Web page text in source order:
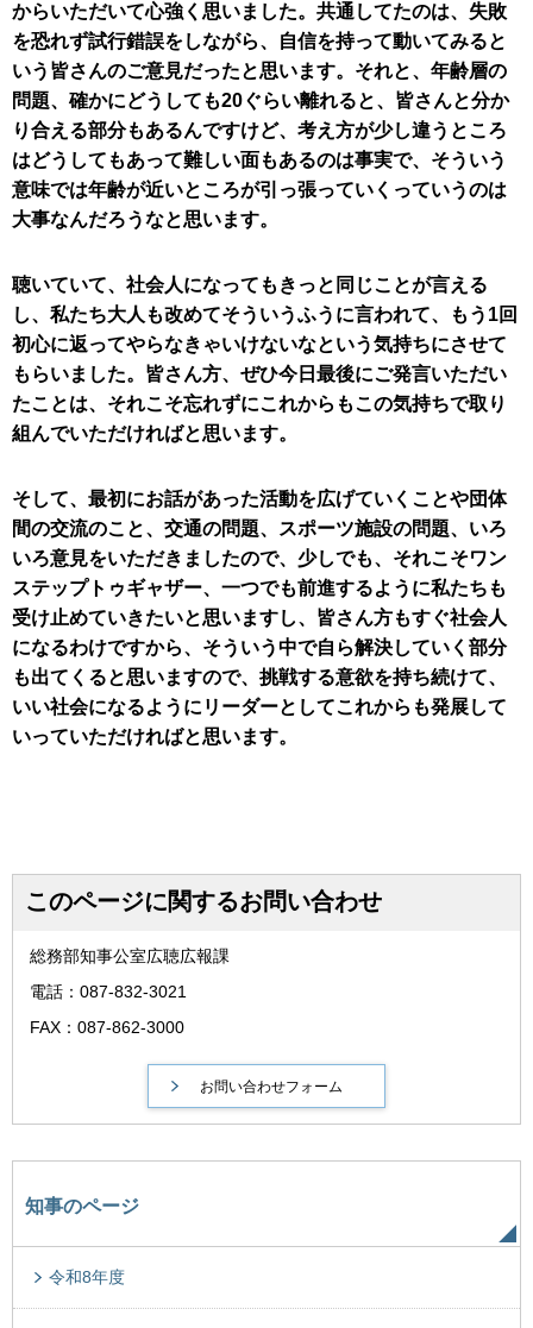
からいただいて心強く思いました。共通してたのは、失敗
を恐れず試行錯誤をしながら、自信を持って動いてみると
いう皆さんのご意見だったと思います。それと、年齢層の
問題、確かにどうしても20ぐらい離れると、皆さんと分か
り合える部分もあるんですけど、考え方が少し違うところ
はどうしてもあって難しい面もあるのは事実で、そういう
意味では年齢が近いところが引っ張っていくっていうのは
大事なんだろうなと思います。
聴いていて、社会人になってもきっと同じことが言える
し、私たち大人も改めてそういうふうに言われて、もう1回
初心に返ってやらなきゃいけないなという気持ちにさせて
もらいました。皆さん方、ぜひ今日最後にご発言いただい
たことは、それこそ忘れずにこれからもこの気持ちで取り
組んでいただければと思います。
そして、最初にお話があった活動を広げていくことや団体
間の交流のこと、交通の問題、スポーツ施設の問題、いろ
いろ意見をいただきましたので、少しでも、それこそワン
ステップトゥギャザー、一つでも前進するように私たちも
受け止めていきたいと思いますし、皆さん方もすぐ社会人
になるわけですから、そういう中で自ら解決していく部分
も出てくると思いますので、挑戦する意欲を持ち続けて、
いい社会になるようにリーダーとしてこれからも発展して
いっていただければと思います。
このページに関するお問い合わせ
総務部知事公室広聴広報課
電話：087-832-3021
FAX：087-862-3000
知事のページ
令和8年度